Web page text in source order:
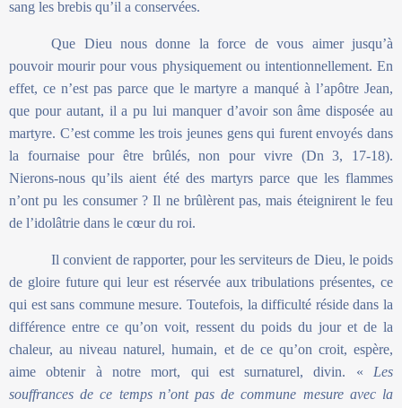
sang les brebis qu’il a conservées.
Que Dieu nous donne la force de vous aimer jusqu’à
pouvoir mourir pour vous physiquement ou intentionnellement. En
effet, ce n’est pas parce que le martyre a manqué à l’apôtre Jean,
que pour autant, il a pu lui manquer d’avoir son âme disposée au
martyre. C’est comme les trois jeunes gens qui furent envoyés dans
la fournaise pour être brûlés, non pour vivre (Dn 3, 17-18).
Nierons-nous qu’ils aient été des martyrs parce que les flammes
n’ont pu les consumer ? Il ne brûlèrent pas, mais éteignirent le feu
de l’idolâtrie dans le cœur du roi.
Il convient de rapporter, pour les serviteurs de Dieu, le poids
de gloire future qui leur est réservée aux tribulations présentes, ce
qui est sans commune mesure. Toutefois, la difficulté réside dans la
différence entre ce qu’on voit, ressent du poids du jour et de la
chaleur, au niveau naturel, humain, et de ce qu’on croit, espère,
aime obtenir à notre mort, qui est surnaturel, divin. « Les
souffrances de ce temps n’ont pas de commune mesure avec la